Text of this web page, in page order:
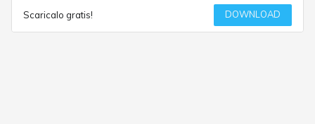
Scaricalo gratis! DOWNLOAD